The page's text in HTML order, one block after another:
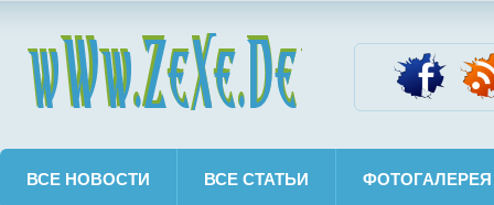
ВСЕ НОВОСТИ ВСЕ СТАТЬИ ФОТОГАЛЕРЕЯ